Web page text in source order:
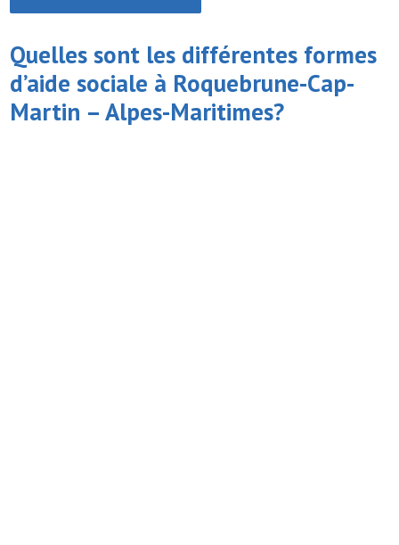
Quelles sont les différentes formes
d’aide sociale à Roquebrune-Cap-
Martin – Alpes-Maritimes?